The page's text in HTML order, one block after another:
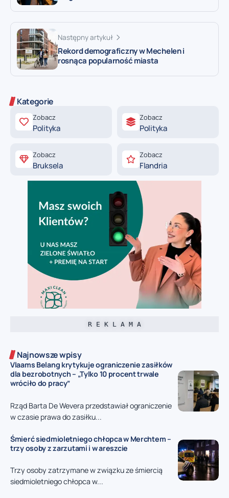
Następny artykuł
Rekord demograficzny w Mechelen i
rosnąca popularność miasta
Kategorie
Zobacz
Polityka
Zobacz
Polityka
Zobacz
Bruksela
Zobacz
Flandria
R E K L A M A
Najnowsze wpisy
Vlaams Belang krytykuje ograniczenie zasiłków
dla bezrobotnych – „Tylko 10 procent trwale
wróciło do pracy”
Rząd Barta De Wevera przedstawiał ograniczenie
w czasie prawa do zasiłku...
Śmierć siedmioletniego chłopca w Merchtem –
trzy osoby z zarzutami i w areszcie
Trzy osoby zatrzymane w związku ze śmiercią
siedmioletniego chłopca w...